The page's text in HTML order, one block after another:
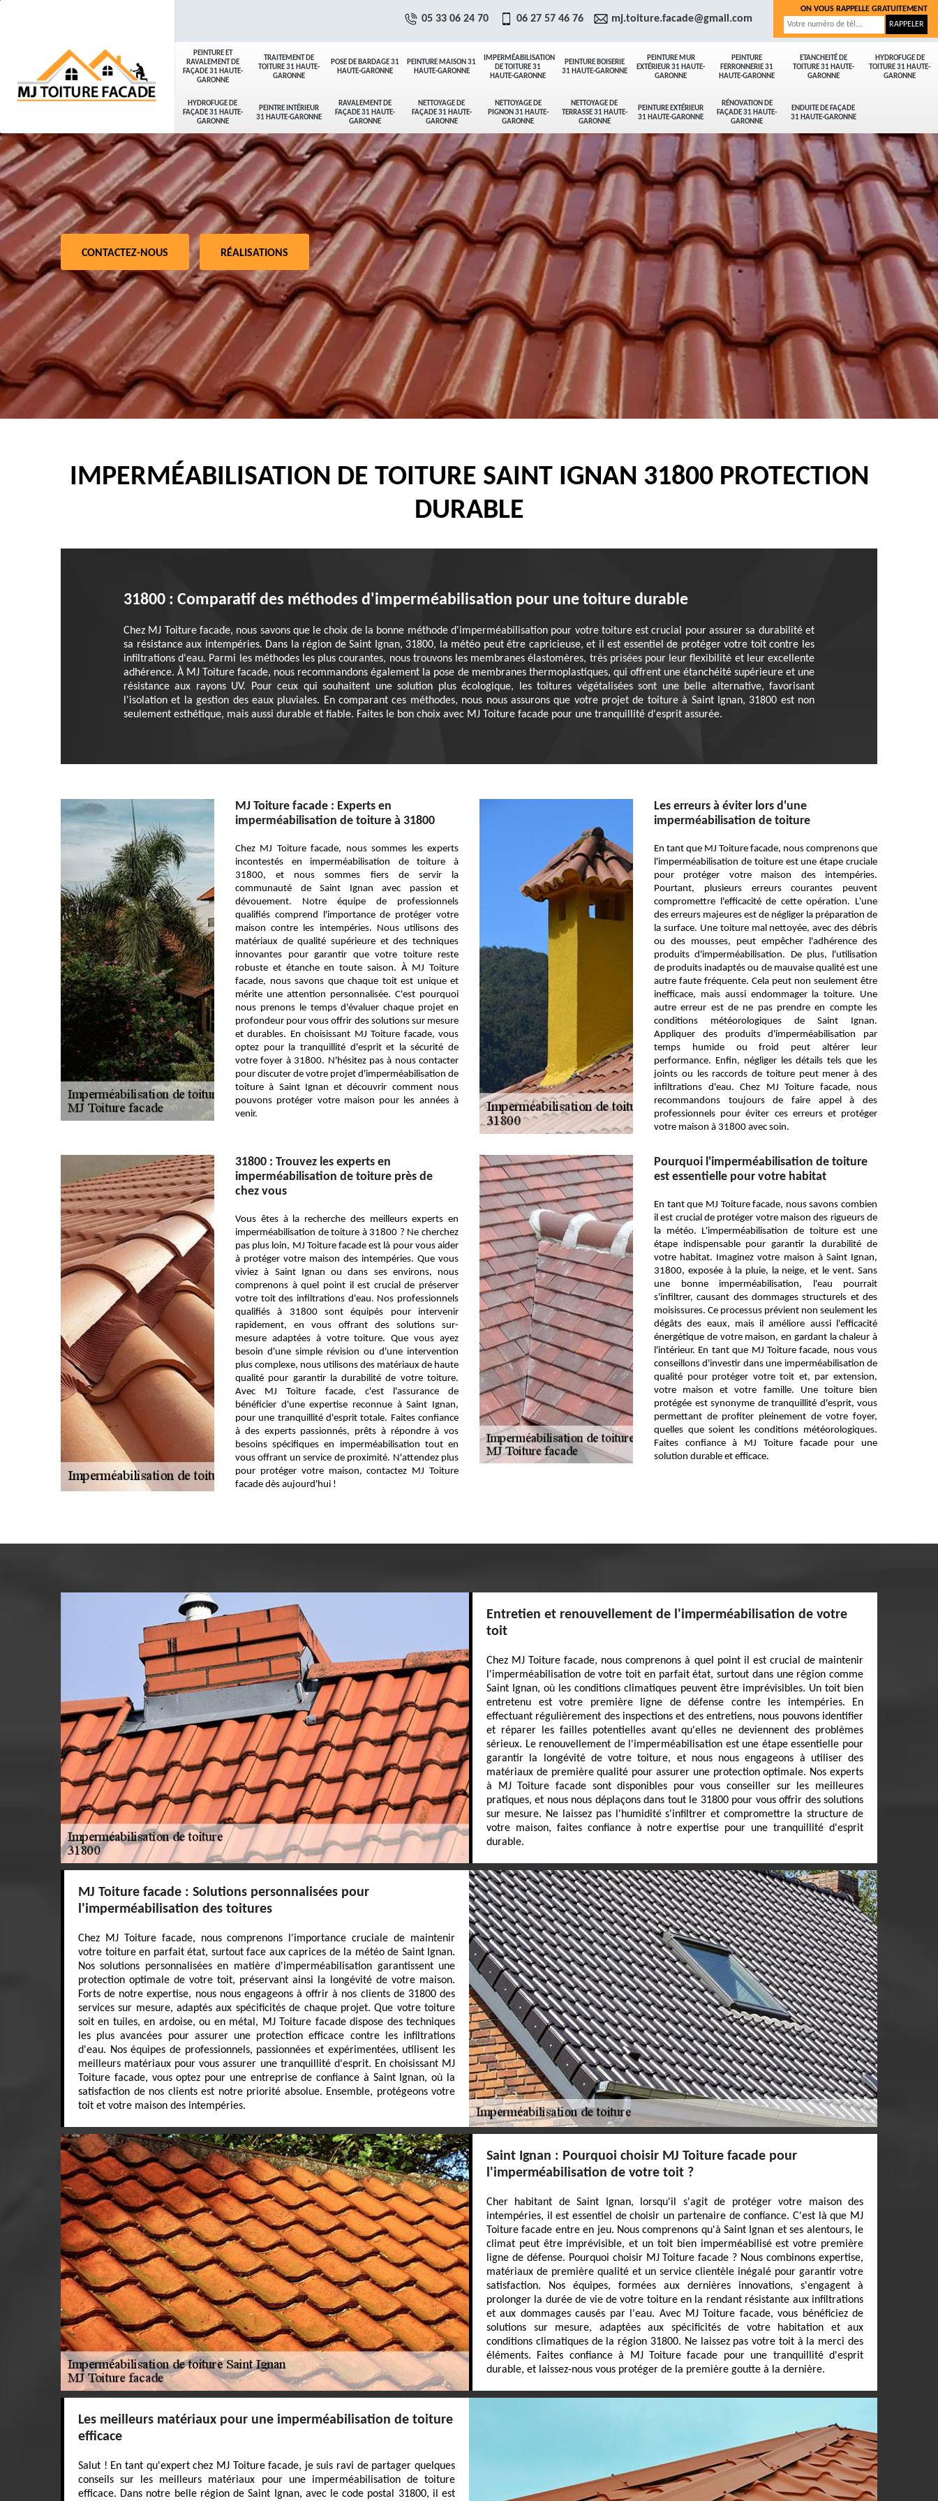
PEINTURE ET
RAVALEMENT DE
FAÇADE 31 HAUTE-
GARONNE
TRAITEMENT DE
TOITURE 31 HAUTE-
GARONNE
POSE DE BARDAGE 31
HAUTE-GARONNE
PEINTURE MAISON 31
HAUTE-GARONNE
IMPERMÉABILISATION
DE TOITURE 31
HAUTE-GARONNE
PEINTURE BOISERIE
31 HAUTE-GARONNE
PEINTURE MUR
EXTÉRIEUR 31 HAUTE-
GARONNE
PEINTURE
FERRONNERIE 31
HAUTE-GARONNE
ETANCHEITÉ DE
TOITURE 31 HAUTE-
GARONNE
HYDROFUGE DE
TOITURE 31 HAUTE-
GARONNE
HYDROFUGE DE
FAÇADE 31 HAUTE-
GARONNE
PEINTRE INTÉRIEUR
31 HAUTE-GARONNE
RAVALEMENT DE
FAÇADE 31 HAUTE-
GARONNE
NETTOYAGE DE
FAÇADE 31 HAUTE-
GARONNE
NETTOYAGE DE
PIGNON 31 HAUTE-
GARONNE
NETTOYAGE DE
TERRASSE 31 HAUTE-
GARONNE
PEINTURE EXTÉRIEUR
31 HAUTE-GARONNE
RÉNOVATION DE
FAÇADE 31 HAUTE-
GARONNE
ENDUITE DE FAÇADE
31 HAUTE-GARONNE
05 33 06 24 70 06 27 57 46 76 mj.toiture.facade@gmail.com
ON VOUS RAPPELLE GRATUITEMENT
CONTACTEZ-NOUS RÉALISATIONS
IMPERMÉABILISATION DE TOITURE SAINT IGNAN 31800 PROTECTION
DURABLE
31800 : Comparatif des méthodes d'imperméabilisation pour une toiture durable
Chez MJ Toiture facade, nous savons que le choix de la bonne méthode d'imperméabilisation pour votre toiture est crucial pour assurer sa durabilité et
sa résistance aux intempéries. Dans la région de Saint Ignan, 31800, la météo peut être capricieuse, et il est essentiel de protéger votre toit contre les
infiltrations d'eau. Parmi les méthodes les plus courantes, nous trouvons les membranes élastomères, très prisées pour leur flexibilité et leur excellente
adhérence. À MJ Toiture facade, nous recommandons également la pose de membranes thermoplastiques, qui offrent une étanchéité supérieure et une
résistance aux rayons UV. Pour ceux qui souhaitent une solution plus écologique, les toitures végétalisées sont une belle alternative, favorisant
l'isolation et la gestion des eaux pluviales. En comparant ces méthodes, nous nous assurons que votre projet de toiture à Saint Ignan, 31800 est non
seulement esthétique, mais aussi durable et fiable. Faites le bon choix avec MJ Toiture facade pour une tranquillité d'esprit assurée.
MJ Toiture facade : Experts en
imperméabilisation de toiture à 31800
Chez MJ Toiture facade, nous sommes les experts
incontestés en imperméabilisation de toiture à
31800, et nous sommes fiers de servir la
communauté de Saint Ignan avec passion et
dévouement. Notre équipe de professionnels
qualifiés comprend l'importance de protéger votre
maison contre les intempéries. Nous utilisons des
matériaux de qualité supérieure et des techniques
innovantes pour garantir que votre toiture reste
robuste et étanche en toute saison. À MJ Toiture
facade, nous savons que chaque toit est unique et
mérite une attention personnalisée. C'est pourquoi
nous prenons le temps d'évaluer chaque projet en
profondeur pour vous offrir des solutions sur mesure
et durables. En choisissant MJ Toiture facade, vous
optez pour la tranquillité d'esprit et la sécurité de
votre foyer à 31800. N'hésitez pas à nous contacter
pour discuter de votre projet d'imperméabilisation de
toiture à Saint Ignan et découvrir comment nous
pouvons protéger votre maison pour les années à
venir.
Les erreurs à éviter lors d'une
imperméabilisation de toiture
En tant que MJ Toiture facade, nous comprenons que
l'imperméabilisation de toiture est une étape cruciale
pour protéger votre maison des intempéries.
Pourtant, plusieurs erreurs courantes peuvent
compromettre l'efficacité de cette opération. L'une
des erreurs majeures est de négliger la préparation de
la surface. Une toiture mal nettoyée, avec des débris
ou des mousses, peut empêcher l'adhérence des
produits d'imperméabilisation. De plus, l'utilisation
de produits inadaptés ou de mauvaise qualité est une
autre faute fréquente. Cela peut non seulement être
inefficace, mais aussi endommager la toiture. Une
autre erreur est de ne pas prendre en compte les
conditions météorologiques de Saint Ignan.
Appliquer des produits d'imperméabilisation par
temps humide ou froid peut altérer leur
performance. Enfin, négliger les détails tels que les
joints ou les raccords de toiture peut mener à des
infiltrations d'eau. Chez MJ Toiture facade, nous
recommandons toujours de faire appel à des
professionnels pour éviter ces erreurs et protéger
votre maison à 31800 avec soin.
31800 : Trouvez les experts en
imperméabilisation de toiture près de
chez vous
Vous êtes à la recherche des meilleurs experts en
imperméabilisation de toiture à 31800 ? Ne cherchez
pas plus loin, MJ Toiture facade est là pour vous aider
à protéger votre maison des intempéries. Que vous
viviez à Saint Ignan ou dans ses environs, nous
comprenons à quel point il est crucial de préserver
votre toit des infiltrations d'eau. Nos professionnels
qualifiés à 31800 sont équipés pour intervenir
rapidement, en vous offrant des solutions sur-
mesure adaptées à votre toiture. Que vous ayez
besoin d'une simple révision ou d'une intervention
plus complexe, nous utilisons des matériaux de haute
qualité pour garantir la durabilité de votre toiture.
Avec MJ Toiture facade, c'est l'assurance de
bénéficier d'une expertise reconnue à Saint Ignan,
pour une tranquillité d'esprit totale. Faites confiance
à des experts passionnés, prêts à répondre à vos
besoins spécifiques en imperméabilisation tout en
vous offrant un service de proximité. N'attendez plus
pour protéger votre maison, contactez MJ Toiture
facade dès aujourd'hui !
Pourquoi l'imperméabilisation de toiture
est essentielle pour votre habitat
En tant que MJ Toiture facade, nous savons combien
il est crucial de protéger votre maison des rigueurs de
la météo. L'imperméabilisation de toiture est une
étape indispensable pour garantir la durabilité de
votre habitat. Imaginez votre maison à Saint Ignan,
31800, exposée à la pluie, la neige, et le vent. Sans
une bonne imperméabilisation, l'eau pourrait
s'infiltrer, causant des dommages structurels et des
moisissures. Ce processus prévient non seulement les
dégâts des eaux, mais il améliore aussi l'efficacité
énergétique de votre maison, en gardant la chaleur à
l'intérieur. En tant que MJ Toiture facade, nous vous
conseillons d'investir dans une imperméabilisation de
qualité pour protéger votre toit et, par extension,
votre maison et votre famille. Une toiture bien
protégée est synonyme de tranquillité d'esprit, vous
permettant de profiter pleinement de votre foyer,
quelles que soient les conditions météorologiques.
Faites confiance à MJ Toiture facade pour une
solution durable et efficace.
Entretien et renouvellement de l'imperméabilisation de votre
toit
Chez MJ Toiture facade, nous comprenons à quel point il est crucial de maintenir
l'imperméabilisation de votre toit en parfait état, surtout dans une région comme
Saint Ignan, où les conditions climatiques peuvent être imprévisibles. Un toit bien
entretenu est votre première ligne de défense contre les intempéries. En
effectuant régulièrement des inspections et des entretiens, nous pouvons identifier
et réparer les failles potentielles avant qu'elles ne deviennent des problèmes
sérieux. Le renouvellement de l'imperméabilisation est une étape essentielle pour
garantir la longévité de votre toiture, et nous nous engageons à utiliser des
matériaux de première qualité pour assurer une protection optimale. Nos experts
à MJ Toiture facade sont disponibles pour vous conseiller sur les meilleures
pratiques, et nous nous déplaçons dans tout le 31800 pour vous offrir des solutions
sur mesure. Ne laissez pas l'humidité s'infiltrer et compromettre la structure de
votre maison, faites confiance à notre expertise pour une tranquillité d'esprit
durable.
MJ Toiture facade : Solutions personnalisées pour
l'imperméabilisation des toitures
Chez MJ Toiture facade, nous comprenons l'importance cruciale de maintenir
votre toiture en parfait état, surtout face aux caprices de la météo de Saint Ignan.
Nos solutions personnalisées en matière d'imperméabilisation garantissent une
protection optimale de votre toit, préservant ainsi la longévité de votre maison.
Forts de notre expertise, nous nous engageons à offrir à nos clients de 31800 des
services sur mesure, adaptés aux spécificités de chaque projet. Que votre toiture
soit en tuiles, en ardoise, ou en métal, MJ Toiture facade dispose des techniques
les plus avancées pour assurer une protection efficace contre les infiltrations
d'eau. Nos équipes de professionnels, passionnées et expérimentées, utilisent les
meilleurs matériaux pour vous assurer une tranquillité d'esprit. En choisissant MJ
Toiture facade, vous optez pour une entreprise de confiance à Saint Ignan, où la
satisfaction de nos clients est notre priorité absolue. Ensemble, protégeons votre
toit et votre maison des intempéries.
Saint Ignan : Pourquoi choisir MJ Toiture facade pour
l'imperméabilisation de votre toit ?
Cher habitant de Saint Ignan, lorsqu'il s'agit de protéger votre maison des
intempéries, il est essentiel de choisir un partenaire de confiance. C'est là que MJ
Toiture facade entre en jeu. Nous comprenons qu'à Saint Ignan et ses alentours, le
climat peut être imprévisible, et un toit bien imperméabilisé est votre première
ligne de défense. Pourquoi choisir MJ Toiture facade ? Nous combinons expertise,
matériaux de première qualité et un service clientèle inégalé pour garantir votre
satisfaction. Nos équipes, formées aux dernières innovations, s'engagent à
prolonger la durée de vie de votre toiture en la rendant résistante aux infiltrations
et aux dommages causés par l'eau. Avec MJ Toiture facade, vous bénéficiez de
solutions sur mesure, adaptées aux spécificités de votre habitation et aux
conditions climatiques de la région 31800. Ne laissez pas votre toit à la merci des
éléments. Faites confiance à MJ Toiture facade pour une tranquillité d'esprit
durable, et laissez-nous vous protéger de la première goutte à la dernière.
Les meilleurs matériaux pour une imperméabilisation de toiture
efficace
Salut ! En tant qu'expert chez MJ Toiture facade, je suis ravi de partager quelques
conseils sur les meilleurs matériaux pour une imperméabilisation de toiture
efficace. Dans notre belle région de Saint Ignan, avec le code postal 31800, il est